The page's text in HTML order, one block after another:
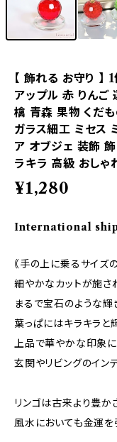
【 飾れる お守り
アップル 赤 りん
檎 青森 果物 くだ
ガラス細工 ミセス
ア オブジェ 装飾
ラキラ 高級 おしゃ
¥1,280
International
｟手の上に乗るサイズ
細やかなカットが施
まるで宝石のような輝
葉っぱにはキラキラと
上品で華やかな印象に
玄関やリビングのイン
リンゴは古来より豊か
風水においても金運を